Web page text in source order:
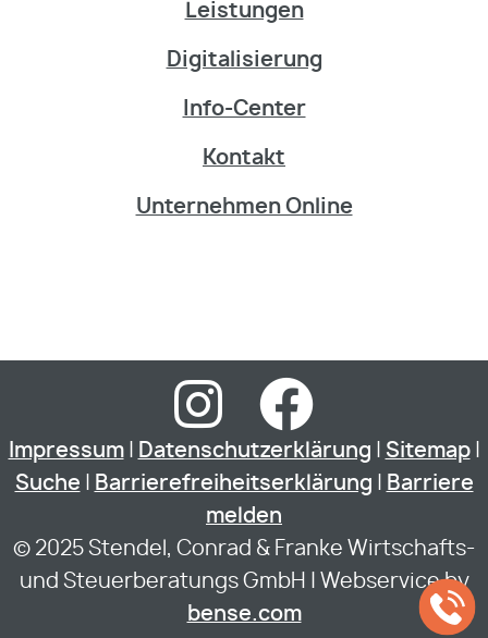
Leistungen
Digitalisierung
Info-Center
Kontakt
Unternehmen Online
Impressum| Datenschutzerklärung Sitemap|
Suche
Barrierefreiheitserklärung
Barriere
melden
© 2025 Stendel, Conrad & Franke Wirtschafts-
und Steuerberatungs GmbH | Webservice by
bense.com